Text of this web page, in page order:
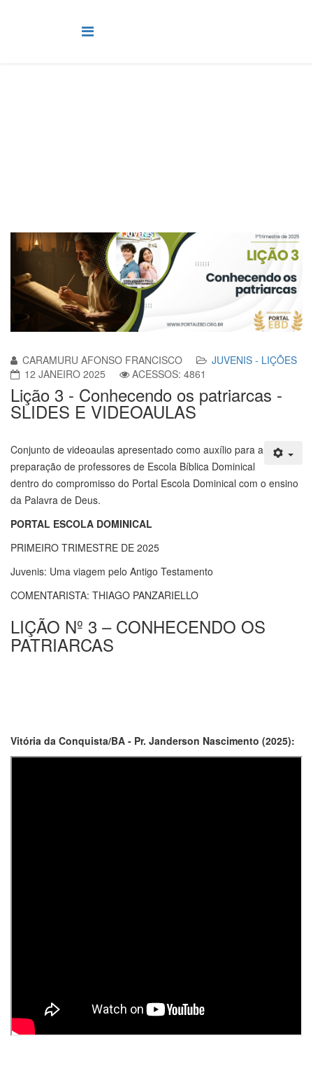
CARAMURU AFONSO FRANCISCO
JUVENIS - LIÇÕES
12 JANEIRO 2025
ACESSOS: 4861
Lição 3 - Conhecendo os patriarcas -
SLIDES E VIDEOAULAS
Conjunto de videoaulas apresentado como auxílio para a
preparação de professores de Escola Bíblica Dominical
dentro do compromisso do Portal Escola Dominical com o ensino
da Palavra de Deus.
PORTAL ESCOLA DOMINICAL
PRIMEIRO TRIMESTRE DE 2025
Juvenis: Uma viagem pelo Antigo Testamento
COMENTARISTA: THIAGO PANZARIELLO
LIÇÃO Nº 3 – CONHECENDO OS
PATRIARCAS
Vitória da Conquista/BA - Pr. Janderson Nascimento (2025):